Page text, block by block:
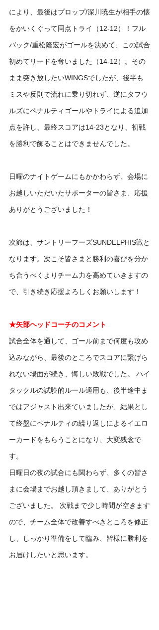
により、最後はプロップ/深川暁生が相手の懐
をかいくぐって同点トライ（12-12）！フル
バック/重松隆宏がゴールを決めて、この試合
初めてリードを奪いました（14-12）。その
まま突き放したいWINGSでしたが、後半も
ミスや反則で流れに乗り切れず、逆にタフウ
ルズにペナルティゴールやトライによる追加
点を許し、最終スコアは14-23となり、初戦
を勝利で飾ることはできませんでした。
日曜のナイトゲームにもかかわらず、会場に
お越しいただいたサポーターの皆さま、応援
ありがとうございました！
次節は、サントリーフーズSUNDELPHIS戦と
なります。次こそ皆さまと勝利の喜びを分か
ち合うべくよりチーム力を高めていきますの
で、引き続き応援よろしくお願いします！
★矢部ヘッドコーチのコメント
試合全体を通して、ゴール前まで何度も攻め
込みながら、最後のところでスコアに繋げら
れない場面が続き、悔しい敗戦でした。 ハイ
タックルの試験的ルール適用も、後半途中ま
ではアジャスト出来ていましたが、結果とし
て終盤にペナルティの繰り返しによるイエロ
ーカードをもらうことになり、大変残念で
す。
日曜日の夜の試合にも関わらず、多くの皆さ
まに会場までお越し頂きまして、ありがとう
ございました。 次戦まで少し時間が空きます
ので、チーム全体で改善すべきところを修正
し、しっかり準備をして臨み、皆様に勝利を
お届けしたいと思います。